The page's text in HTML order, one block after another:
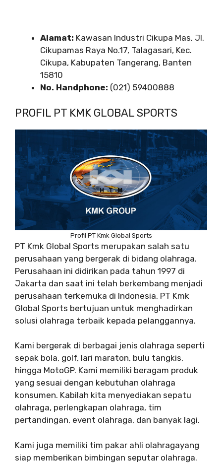
Alamat: Kawasan Industri Cikupa Mas, Jl.
Cikupamas Raya No.17, Talagasari, Kec.
Cikupa, Kabupaten Tangerang, Banten
15810
No. Handphone: (021) 59400888
PROFIL PT KMK GLOBAL SPORTS
Profil PT Kmk Global Sports
PT Kmk Global Sports merupakan salah satu
perusahaan yang bergerak di bidang olahraga.
Perusahaan ini didirikan pada tahun 1997 di
Jakarta dan saat ini telah berkembang menjadi
perusahaan terkemuka di Indonesia. PT Kmk
Global Sports bertujuan untuk menghadirkan
solusi olahraga terbaik kepada pelanggannya.
Kami bergerak di berbagai jenis olahraga seperti
sepak bola, golf, lari maraton, bulu tangkis,
hingga MotoGP. Kami memiliki beragam produk
yang sesuai dengan kebutuhan olahraga
konsumen. Kabilah kita menyediakan sepatu
olahraga, perlengkapan olahraga, tim
pertandingan, event olahraga, dan banyak lagi.
Kami juga memiliki tim pakar ahli olahragayang
siap memberikan bimbingan seputar olahraga.